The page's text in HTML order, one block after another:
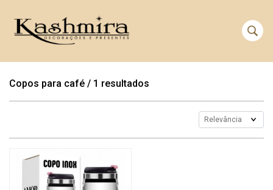
Copos para café / 1 resultados